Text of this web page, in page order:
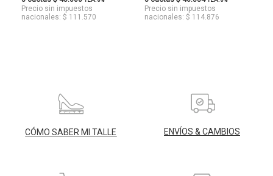
Precio sin impuestos
nacionales: $ 111.570
Precio sin impuestos
nacionales: $ 114.876
CÓMO SABER MI TALLE ENVÍOS & CAMBIOS